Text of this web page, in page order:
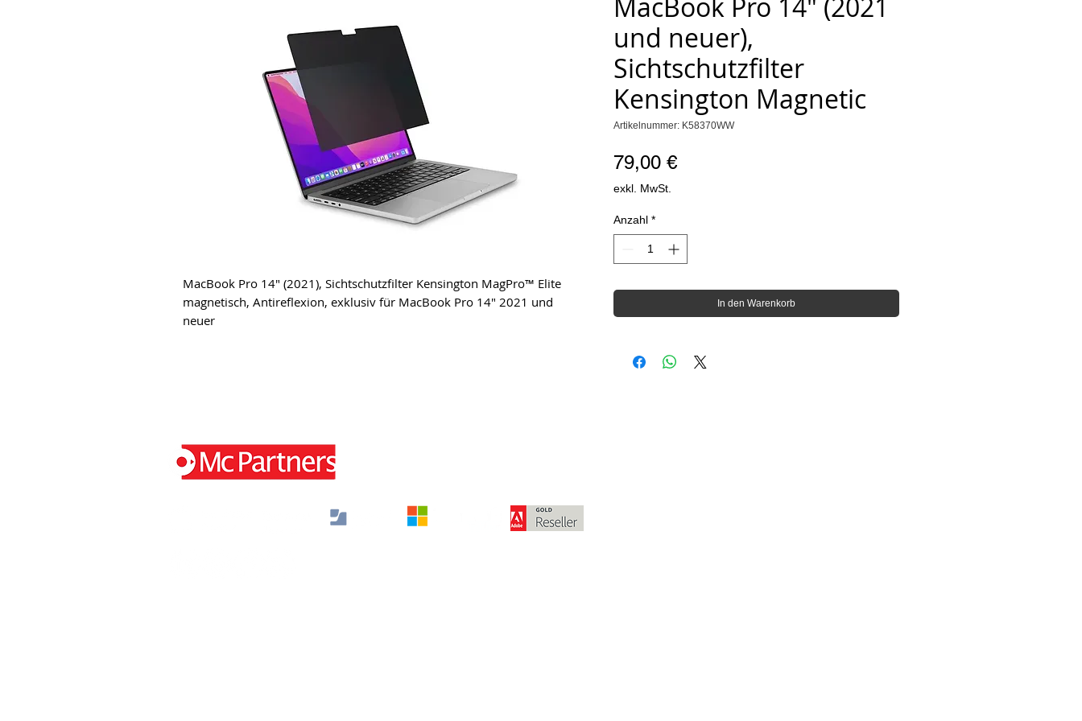
MacBook Pro 14" (2021), Sichtschutzfilter Kensington MagPro™ Elite
magnetisch, Antireflexion, exklusiv für MacBook Pro 14" 2021 und
neuer
MacBook Pro 14" (2021
und neuer),
Sichtschutzfilter
Kensington Magnetic
Artikelnummer: K58370WW
79,00 €Preis
exkl. MwSt.
Anzahl *
In den Warenkorb